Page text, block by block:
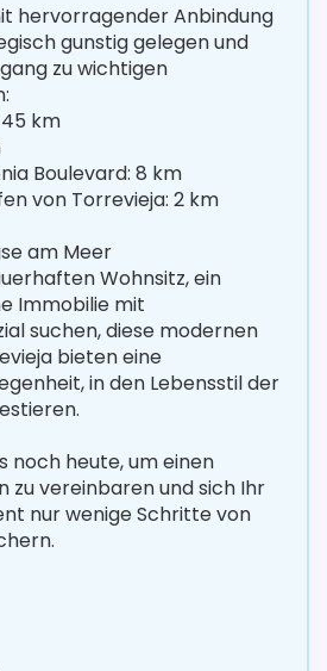
hervorragender Anbindung
gunstig gelegen und
zu wichtigen
km
Boulevard: 8 km
von Torrevieja: 2 km
am Meer
Wohnsitz, ein
Immobilie mit
suchen, diese modernen
bieten eine
in den Lebensstil der
noch heute, um einen
zu vereinbaren und sich Ihr
nur wenige Schritte von